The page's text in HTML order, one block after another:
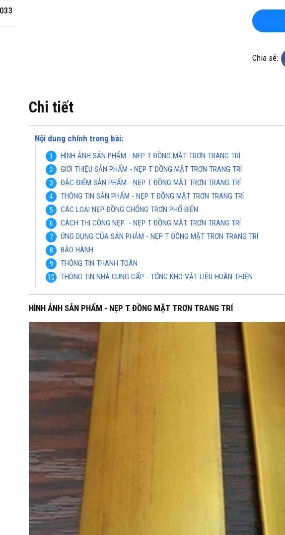
Hotline(Zalo): 0934943033
Chia sẻ:
Chi tiết
Nội dung chính trong bài:
HÌNH ẢNH SẢN PHẨM - NẸP T ĐỒNG MẶT TRƠN TRANG TRÍ
GIỚI THIỆU SẢN PHẨM - NẸP T ĐỒNG MẶT TRƠN TRANG TRÍ
ĐẶC ĐIỂM SẢN PHẨM - NẸP T ĐỒNG MẶT TRƠN TRANG TRÍ
THÔNG TIN SẢN PHẨM - NẸP T ĐỒNG MẶT TRƠN TRANG TRÍ
CÁC LOẠI NẸP ĐỒNG CHỐNG TRƠN PHỔ BIẾN
CÁCH THI CÔNG NẸP - NẸP T ĐỒNG MẶT TRƠN TRANG TRÍ
ỨNG DỤNG CỦA SẢN PHẢM - NẸP T ĐỒNG MẶT TRƠN TRANG TRÍ
BẢO HÀNH
THÔNG TIN THANH TOÁN
THÔNG TIN NHÀ CUNG CẤP - TỔNG KHO VẬT LIỆU HOÀN THIỆN
HÌNH ẢNH SẢN PHẨM - NẸP T ĐỒNG MẶT TRƠN TRANG TRÍ